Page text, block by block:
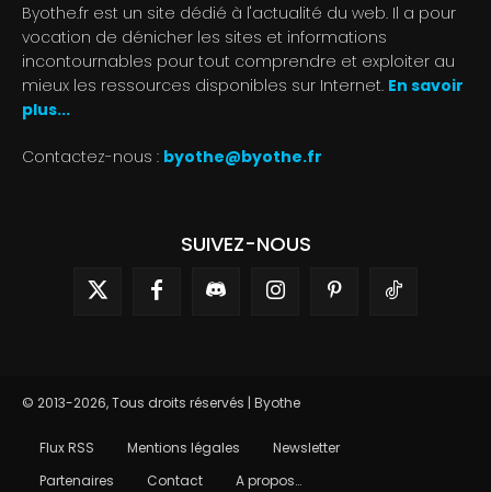
Byothe.fr est un site dédié à l'actualité du web. Il a pour
vocation de dénicher les sites et informations
incontournables pour tout comprendre et exploiter au
mieux les ressources disponibles sur Internet. En savoir
plus...
Contactez-nous : byothe@byothe.fr
SUIVEZ-NOUS
© 2013-2026, Tous droits réservés | Byothe
Flux RSS Mentions légales
Newsletter
Partenaires
Contact A propos…